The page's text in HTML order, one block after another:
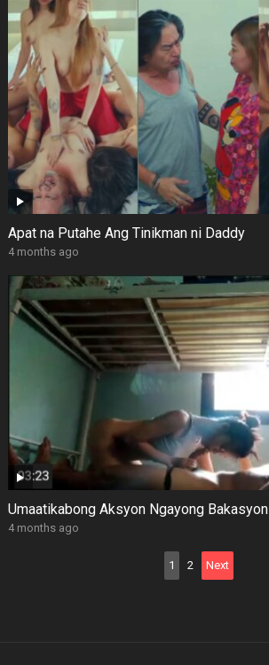
Apat na Putahe Ang Tinikman ni Daddy
4 months ago
Umaatikabong Aksyon Ngayong Bakasyon
4 months ago
1 2 Next